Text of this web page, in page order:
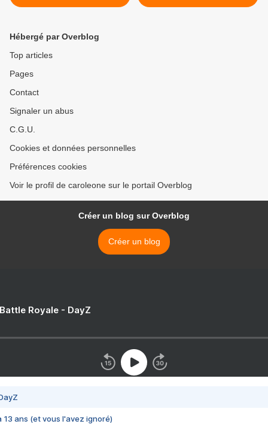
Labyrinthe Yoéme un
Hébergé par Overblog
Top articles
Pages
Contact
Signaler un abus
C.G.U.
Cookies et données personnelles
Préférences cookies
Voir le profil de caroleone sur le portail Overblog
Créer un blog sur Overblog
Créer un blog
Royale - DayZ
13 ans (et vous l'avez ignoré)